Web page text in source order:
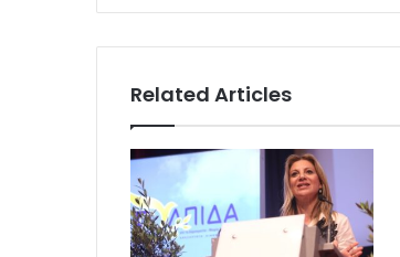
Related Articles